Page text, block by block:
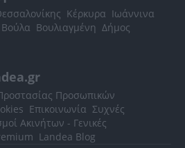
Κέρκυρα Ιωάννινα
Βούλα Βουλιαγμένη Δήμος
Προσωπικών
Επικοινωνία Συχνές
Ακινήτων - Γενικές
Landea Blog